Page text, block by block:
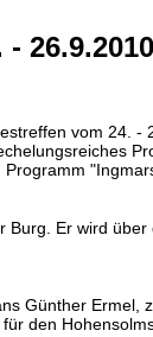
26.9.2010
vom 24. -
Programm
Burg. Er wird über
Günther Ermel,
den